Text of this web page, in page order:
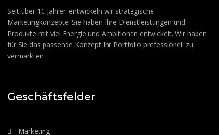
Seit über 10 Jahren entwickeln wir strategische
Marketingkonzepte. Sie haben Ihre Dienstleistungen und
Produkte mit viel Energie und Ambitionen entwickelt. Wir haben
für Sie das passende Konzept Ihr Portfolio professionell zu
vermarkten.
Geschäftsfelder
Marketing